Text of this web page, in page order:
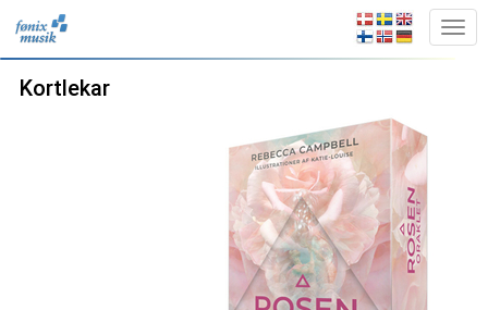
Kortlekar